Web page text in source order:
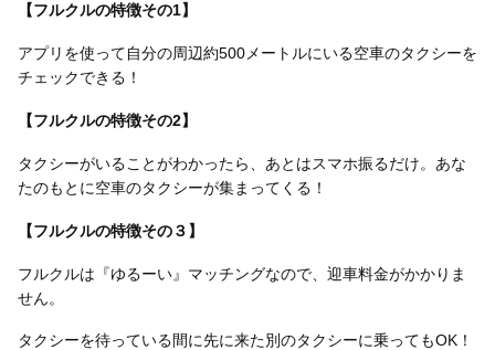
【フルクルの特徴その1】
アプリを使って自分の周辺約500メートルにいる空車のタクシーを
チェックできる！
【フルクルの特徴その2】
タクシーがいることがわかったら、あとはスマホ振るだけ。あな
たのもとに空車のタクシーが集まってくる！
【フルクルの特徴その３】
フルクルは『ゆるーい』マッチングなので、迎車料金がかかりま
せん。
タクシーを待っている間に先に来た別のタクシーに乗ってもOK！